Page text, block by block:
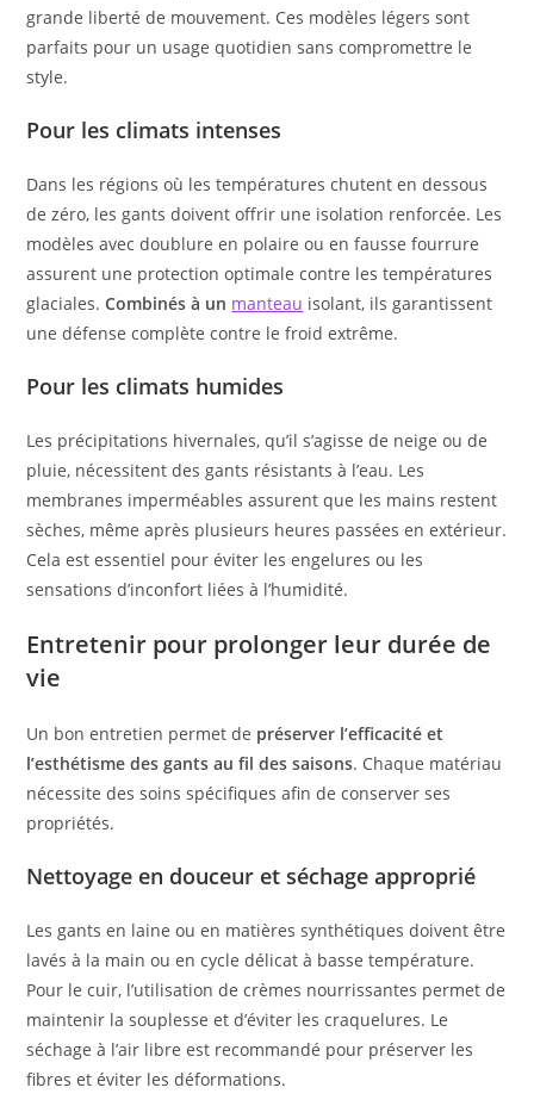
grande liberté de mouvement. Ces modèles légers sont
parfaits pour un usage quotidien sans compromettre le
style.
Pour les climats intenses
Dans les régions où les températures chutent en dessous
de zéro, les gants doivent offrir une isolation renforcée. Les
modèles avec doublure en polaire ou en fausse fourrure
assurent une protection optimale contre les températures
glaciales.Combinés à un manteau isolant, ils garantissent
une défense complète contre le froid extrême.
Pour les climats humides
Les précipitations hivernales, qu’il s’agisse de neige ou de
pluie, nécessitent des gants résistants à l’eau. Les
membranes imperméables assurent que les mains restent
sèches, même après plusieurs heures passées en extérieur.
Cela est essentiel pour éviter les engelures ou les
sensations d’inconfort liées à l’humidité.
Entretenir pour prolonger leur durée de
vie
Un bon entretien permet de préserver l’efficacité et
l’esthétisme des gants au fil des saisons. Chaque matériau
nécessite des soins spécifiques afin de conserver ses
propriétés.
Nettoyage en douceur et séchage approprié
Les gants en laine ou en matières synthétiques doivent être
lavés à la main ou en cycle délicat à basse température.
Pour le cuir, l’utilisation de crèmes nourrissantes permet de
maintenir la souplesse et d’éviter les craquelures. Le
séchage à l’air libre est recommandé pour préserver les
fibres et éviter les déformations.